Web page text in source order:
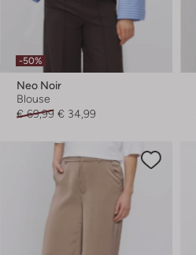
-50%
Neo Noir
Blouse
€ 69,99 € 34,99